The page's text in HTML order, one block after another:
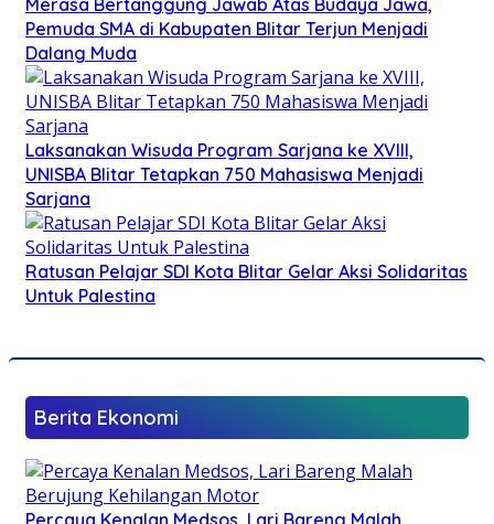
Pemuda SMA di Kabupaten Blitar Terjun Menjadi
Dalang Muda
Laksanakan Wisuda Program Sarjana ke XVIII,
UNISBA Blitar Tetapkan 750 Mahasiswa Menjadi
Sarjana
Ratusan Pelajar SDI Kota Blitar Gelar Aksi Solidaritas
Untuk Palestina
Berita Ekonomi
Percaya Kenalan Medsos, Lari Bareng Malah